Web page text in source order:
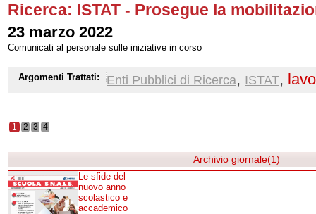
Ricerca: ISTAT - Prosegue la
23 marzo 2022
Comunicati al personale sulle iniziative in corso
Argomenti Trattati: Enti Pubblici di Ricerca, ISTAT,
1 2 3 4
Archivio giornale(1)
Le sfide del
nuovo anno
scolastico e
accademico